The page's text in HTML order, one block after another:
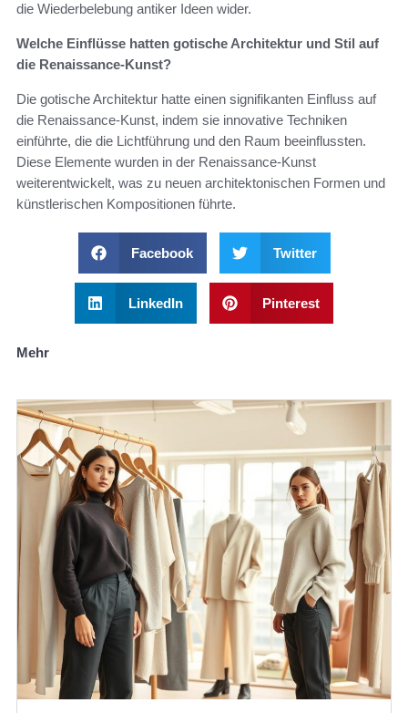
die Wiederbelebung antiker Ideen wider.
Welche Einflüsse hatten gotische Architektur und Stil auf
die Renaissance-Kunst?
Die gotische Architektur hatte einen signifikanten Einfluss auf
die Renaissance-Kunst, indem sie innovative Techniken
einführte, die die Lichtführung und den Raum beeinflussten.
Diese Elemente wurden in der Renaissance-Kunst
weiterentwickelt, was zu neuen architektonischen Formen und
künstlerischen Kompositionen führte.
Facebook Twitter
LinkedIn Pinterest
Mehr